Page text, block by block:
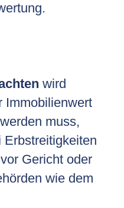
wird
Immobilienwert
muss,
Erbstreitigkeiten
Gericht oder
wie dem